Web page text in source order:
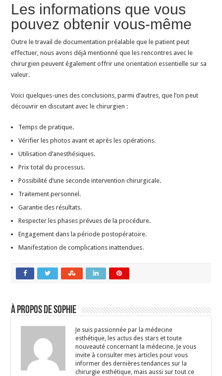
Les informations que vous
pouvez obtenir vous-même
Outre le travail de documentation préalable que le patient peut
effectuer, nous avons déjà mentionné que les rencontres avec le
chirurgien peuvent également offrir une orientation essentielle sur sa
valeur.
Voici quelques-unes des conclusions, parmi d’autres, que l’on peut
découvrir en discutant avec le chirurgien :
Temps de pratique.
Vérifier les photos avant et après les opérations.
Utilisation d’anesthésiques.
Prix total du processus.
Possibilité d’une seconde intervention chirurgicale.
Traitement personnel.
Garantie des résultats.
Respecter les phases prévues de la procédure.
Engagement dans la période postopératoire.
Manifestation de complications inattendues.
À propos de Sophie
Je suis passionnée par la médecine
esthétique, les actus des stars et toute
nouveauté concernant la médecine. Je vous
invite à consulter mes articles pour vous
informer des dernières tendances sur la
chirurgie esthétique, mais aussi sur tout ce